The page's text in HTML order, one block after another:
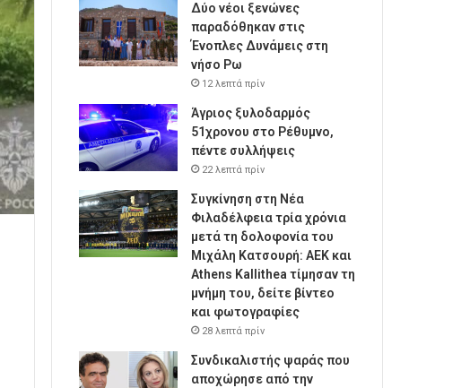
Δύο νέοι ξενώνες
παραδόθηκαν στις
Ένοπλες Δυνάμεις στη
νήσο Ρω
12 λεπτά πρίν
Άγριος ξυλοδαρμός
51χρονου στο Ρέθυμνο,
πέντε συλλήψεις
22 λεπτά πρίν
Συγκίνηση στη Νέα
Φιλαδέλφεια τρία χρόνια
μετά τη δολοφονία του
Μιχάλη Κατσουρή: ΑΕΚ και
Athens Kallithea τίμησαν τη
μνήμη του, δείτε βίντεο
και φωτογραφίες
28 λεπτά πρίν
Συνδικαλιστής ψαράς που
αποχώρησε από την